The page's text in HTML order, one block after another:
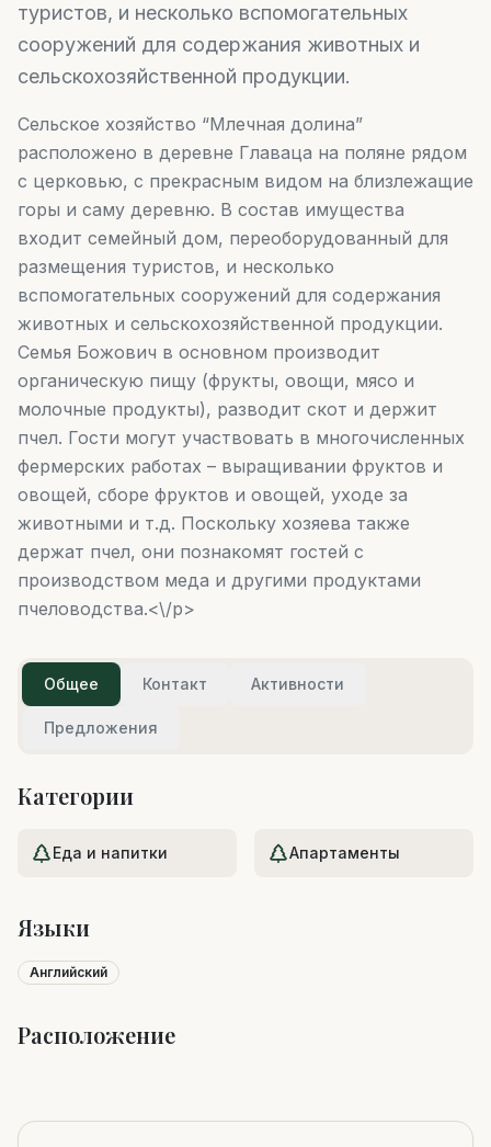
туристов, и несколько вспомогательных
сооружений для содержания животных и
сельскохозяйственной продукции.
Сельское хозяйство “Млечная долина”
расположено в деревне Главаца на поляне рядом
с церковью, с прекрасным видом на близлежащие
горы и саму деревню. В состав имущества
входит семейный дом, переоборудованный для
размещения туристов, и несколько
вспомогательных сооружений для содержания
животных и сельскохозяйственной продукции.
Семья Божович в основном производит
органическую пищу (фрукты, овощи, мясо и
молочные продукты), разводит скот и держит
пчел. Гости могут участвовать в многочисленных
фермерских работах – выращивании фруктов и
овощей, сборе фруктов и овощей, уходе за
животными и т.д. Поскольку хозяева также
держат пчел, они познакомят гостей с
производством меда и другими продуктами
пчеловодства.<\/p>
Общее Контакт Активности
Предложения
Категории
Еда и напитки Апартаменты
Языки
Английский
Расположение
−